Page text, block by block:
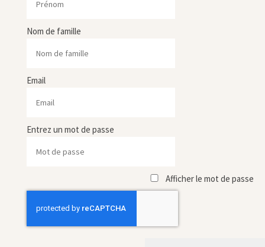
Nom de famille
Email
Entrez un mot de passe
Afficher le mot de passe